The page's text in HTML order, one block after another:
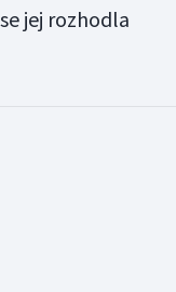
jej rozhodla